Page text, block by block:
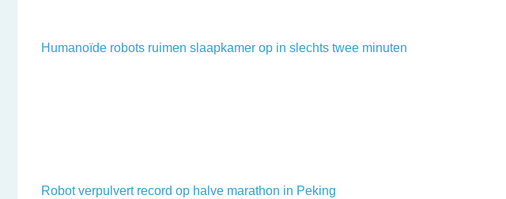
Humanoïde robots ruimen slaapkamer op in slechts twee minuten
Robot verpulvert record op halve marathon in Peking